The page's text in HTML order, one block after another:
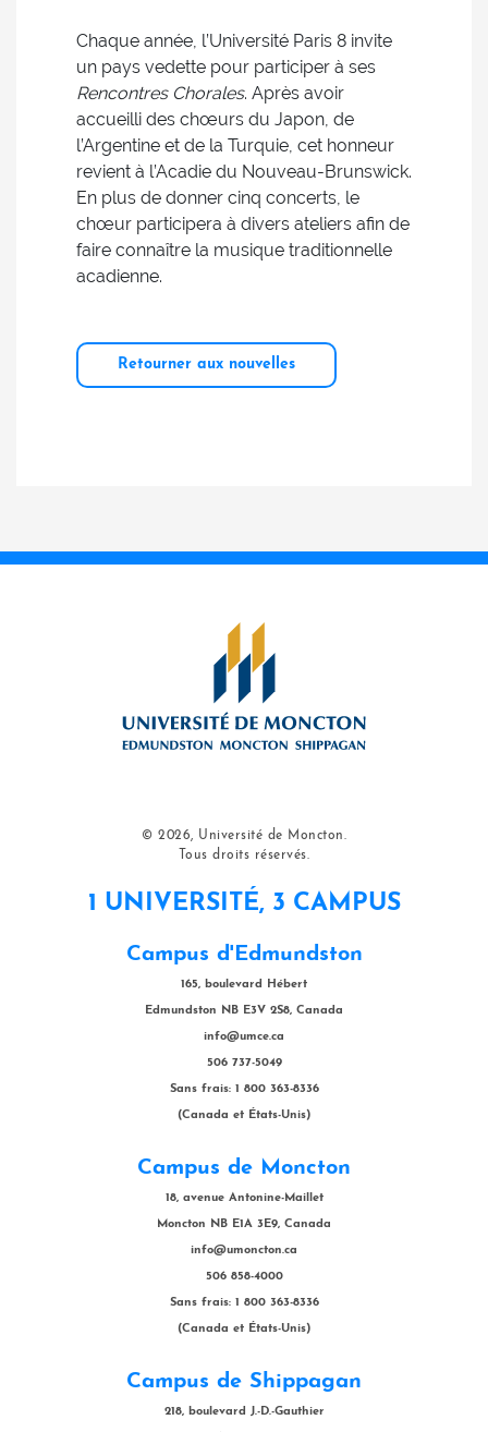
Chaque année, l’Université Paris 8 invite
un pays vedette pour participer à ses
Rencontres Chorales. Après avoir
accueilli des chœurs du Japon, de
l’Argentine et de la Turquie, cet honneur
revient à l’Acadie du Nouveau-Brunswick.
En plus de donner cinq concerts, le
chœur participera à divers ateliers afin de
faire connaître la musique traditionnelle
acadienne.
Retourner aux nouvelles
© 2026, Université de Moncton.
Tous droits réservés.
1 UNIVERSITÉ, 3 CAMPUS
Campus d'Edmundston
165, boulevard Hébert
Edmundston NB E3V 2S8, Canada
info@umce.ca
506 737-5049
Sans frais: 1 800 363-8336
(Canada et États-Unis)
Campus de Moncton
18, avenue Antonine-Maillet
Moncton NB E1A 3E9, Canada
info@umoncton.ca
506 858-4000
Sans frais: 1 800 363-8336
(Canada et États-Unis)
Campus de Shippagan
218, boulevard J.-D.-Gauthier